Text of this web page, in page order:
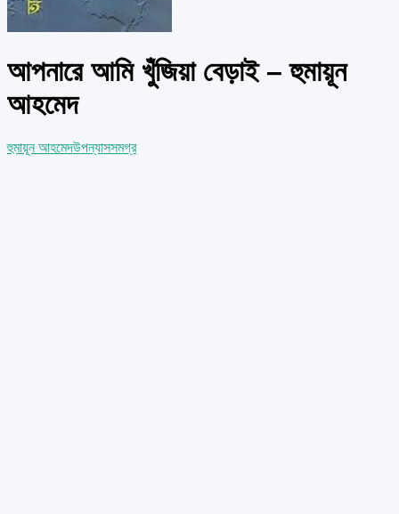
আপনারে আমি খুঁজিয়া বেড়াই – হুমায়ূন
আহমেদ
হুমায়ূন আহমেদউপন্যাসসমগ্র